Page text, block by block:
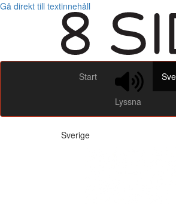
Gå direkt till textinnehåll
Start
Lyssna
Sverige